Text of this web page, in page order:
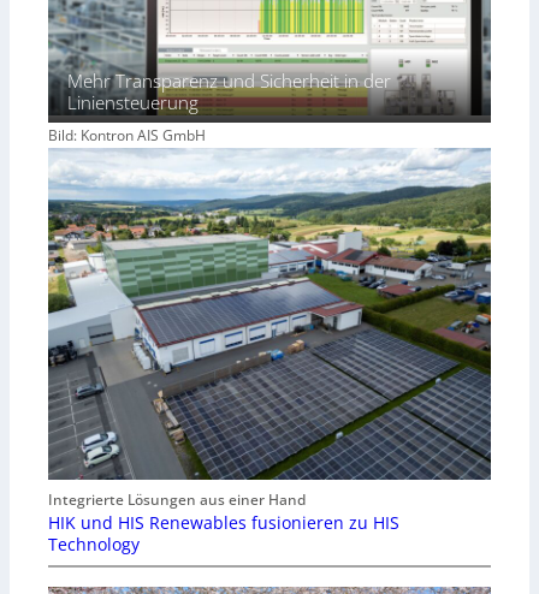
Mehr Transparenz und Sicherheit in der
Liniensteuerung
Bild: Kontron AIS GmbH
Integrierte Lösungen aus einer Hand
HIK und HIS Renewables fusionieren zu HIS
Technology